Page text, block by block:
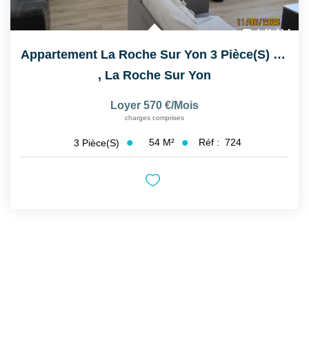
Appartement La Roche Sur Yon 3 Pièce(s) - 54 M2
, La Roche Sur Yon
Loyer 570 €/mois
charges comprises
3 Pièce(s) 54 M² Réf : 724